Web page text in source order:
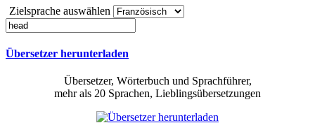
Zielsprache auswählen
Übersetzer herunterladen
Übersetzer, Wörterbuch und Sprachführer,
mehr als 20 Sprachen, Lieblingsübersetzungen